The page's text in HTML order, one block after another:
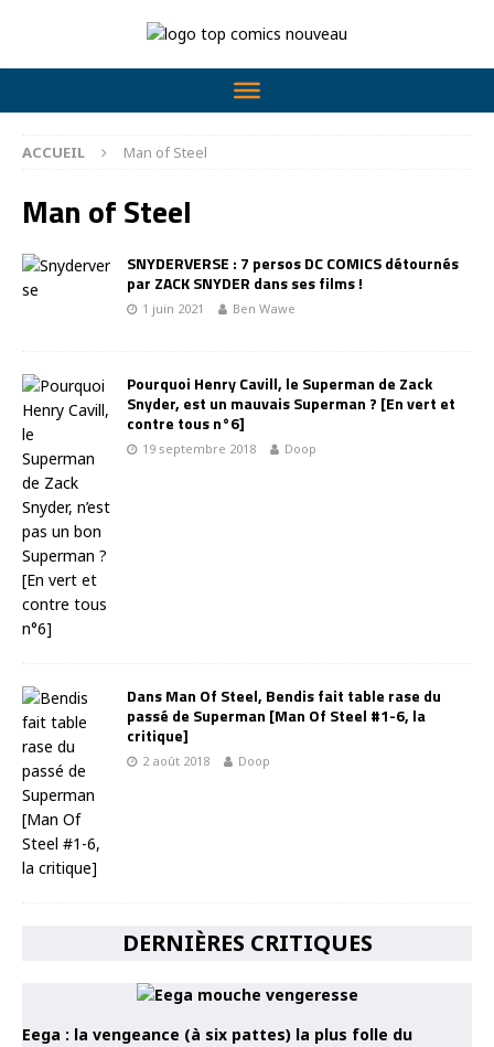
ACCUEIL Man of Steel
Man of Steel
SNYDERVERSE : 7 persos DC COMICS détournés
par ZACK SNYDER dans ses films !
1 juin 2021 Ben Wawe
Pourquoi Henry Cavill, le Superman de Zack
Snyder, est un mauvais Superman ? [En vert et
contre tous n°6]
19 septembre 2018 Doop
Dans Man Of Steel, Bendis fait table rase du
passé de Superman [Man Of Steel #1-6, la
critique]
2 août 2018 Doop
DERNIÈRES CRITIQUES
Eega : la vengeance (à six pattes) la plus folle du